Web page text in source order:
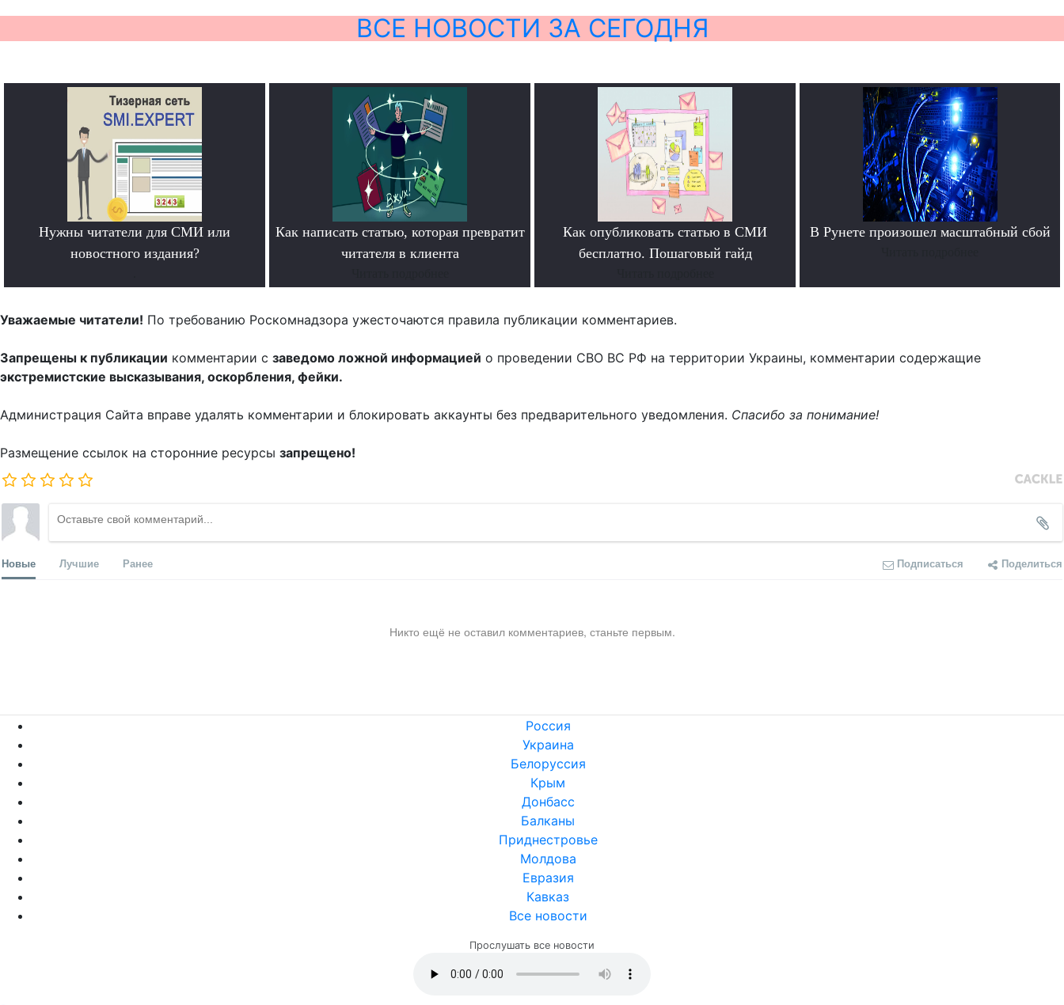
ВСЕ НОВОСТИ ЗА СЕГОДНЯ
Нужны читатели для СМИ или
новостного издания?
Как написать статью, которая превратит
читателя в клиента
Как опубликовать статью в СМИ
бесплатно. Пошаговый гайд
В Рунете произошел масштабный сбой
Уважаемые читатели! По требованию Роскомнадзора ужесточаются правила публикации комментариев.
Запрещены к публикации комментарии с заведомо ложной информацией о проведении СВО ВС РФ на территории Украины, комментарии содержащие
экстремистские высказывания, оскорбления, фейки.
Администрация Сайта вправе удалять комментарии и блокировать аккаунты без предварительного уведомления. Спасибо за понимание!
Размещение ссылок на сторонние ресурсы запрещено!
Новые Лучшие Ранее Подписаться Поделиться
Никто ещё не оставил комментариев, станьте первым.
Россия
Украина
Белоруссия
Крым
Донбасс
Балканы
Приднестровье
Молдова
Евразия
Кавказ
Все новости
Прослушать все новости